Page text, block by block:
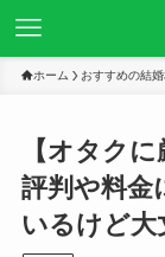
ホーム おすすめの結
【オタク
評判や料金
いるけど大